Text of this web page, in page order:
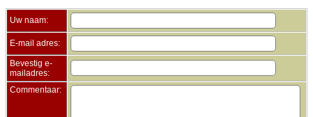
Uw naam:
E-mail adres:
Bevestig e-
mailadres:
Commentaar: